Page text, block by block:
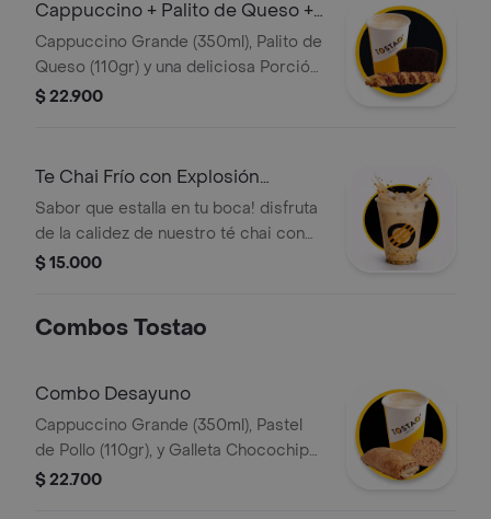
brownie.
Cappuccino + Palito de Queso +
Torta
Cappuccino Grande (350ml), Palito de
Queso (110gr) y una deliciosa Porción
de Torta de Chocolate
$ 22.900
Te Chai Frío con Explosión
Caramelo
Sabor que estalla en tu boca! disfruta
de la calidez de nuestro té chai con
leche cremosa y el toque dulce del
liberan todo su sabor al morderlas.
especias y diversión en cada sorbo.
$ 15.000
Combos Tostao
Combo Desayuno
Cappuccino Grande (350ml), Pastel
de Pollo (110gr), y Galleta Chocochips
(50gr)
$ 22.700